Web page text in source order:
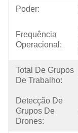
Poder:
Frequência
Operacional:
Total De Grupos
De Trabalho:
Detecção De
Grupos De
Drones: